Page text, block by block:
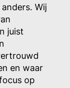
Wij
juist
en waar
op